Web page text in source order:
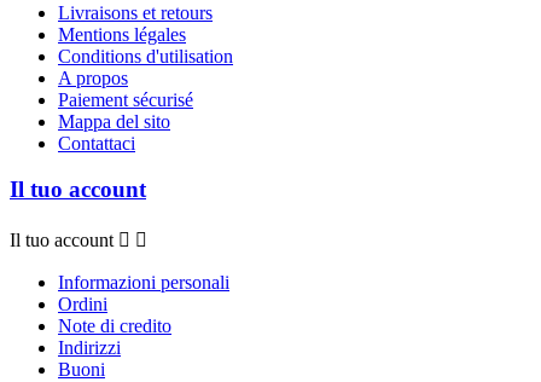
Livraisons et retours
Mentions légales
Conditions d'utilisation
A propos
Paiement sécurisé
Mappa del sito
Contattaci
Il tuo account
Il tuo account  
Informazioni personali
Ordini
Note di credito
Indirizzi
Buoni